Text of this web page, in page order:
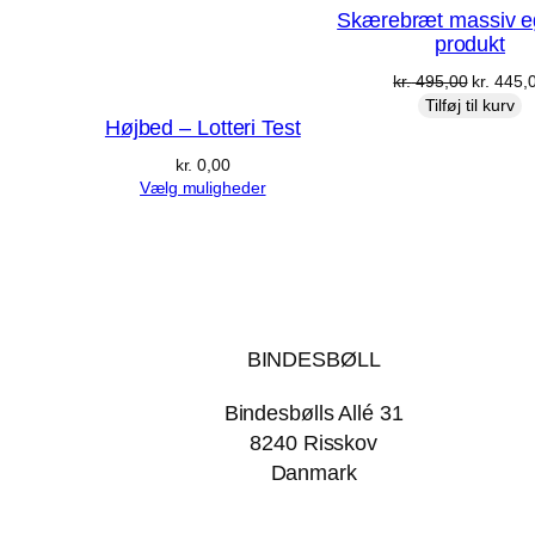
Højbed – Lotteri Test
kr. 0,00
Vælg muligheder
Skærebræt massiv
produkt
kr.495,00 Den
kr.
Tilføj til kurv
BINDESBØLL
Bindesbølls Allé 31
8240 Risskov
Danmark